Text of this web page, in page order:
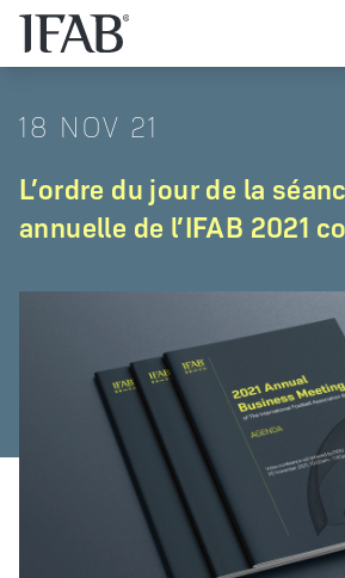
18 NOV 21
L’ordre du jour de la
annuelle de l’IFAB 2021